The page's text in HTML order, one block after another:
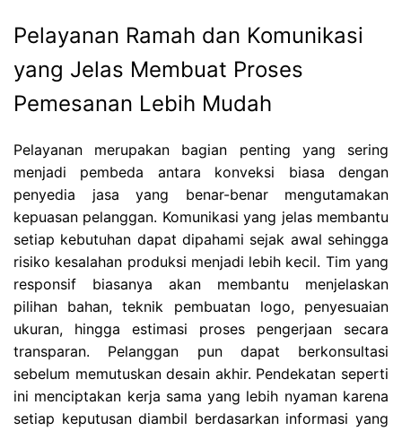
Pelayanan Ramah dan Komunikasi
yang Jelas Membuat Proses
Pemesanan Lebih Mudah
Pelayanan merupakan bagian penting yang sering
menjadi pembeda antara konveksi biasa dengan
penyedia jasa yang benar-benar mengutamakan
kepuasan pelanggan. Komunikasi yang jelas membantu
setiap kebutuhan dapat dipahami sejak awal sehingga
risiko kesalahan produksi menjadi lebih kecil. Tim yang
responsif biasanya akan membantu menjelaskan
pilihan bahan, teknik pembuatan logo, penyesuaian
ukuran, hingga estimasi proses pengerjaan secara
transparan. Pelanggan pun dapat berkonsultasi
sebelum memutuskan desain akhir. Pendekatan seperti
ini menciptakan kerja sama yang lebih nyaman karena
setiap keputusan diambil berdasarkan informasi yang